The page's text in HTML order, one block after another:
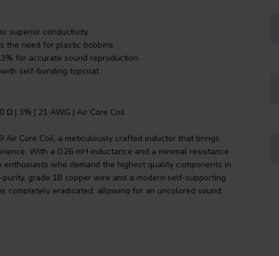
superior conductivity
the need for plastic bobbins
for accurate sound reproduction
self-bonding topcoat
Ω | 3% | 21 AWG | Air Core Coil
Air Core Coil, a meticulously crafted inductor that brings
With a 0.26 mH inductance and a minimal resistance
who demand the highest quality components in
grade 1B copper wire and a modern self-supporting
completely eradicated, allowing for an uncolored sound.
bonding topcoat, class 155, compliant with IEC 60317-35
which often leads to distortion, making it an ideal